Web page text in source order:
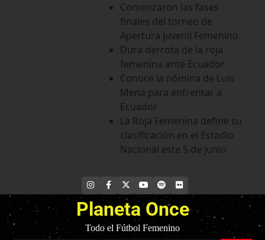
Comenzaron las fases
finales del torneo de
Apertura Juvenil Femenino
Dura derrota de la roja
femenina ante Ecuador
Conoce la nómina de Luis
Mena para enfrentar a
Ecuador
La Roja Femenina define su
clasificación en el Estadio
Nacional este 5 de junio
INSTAGRAM
FACEBOOK YOUTUBE
SPOTIFYFLICKR
Planeta Once
Todo el Fútbol Femenino